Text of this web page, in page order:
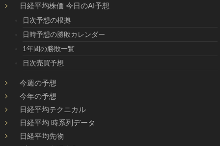
日経平均株価 今日のAI予想
日次予想の根拠
日時予想の勝敗カレンダー
1年間の勝敗一覧
日次売買予想
今週の予想
今年の予想
日経平均テクニカル
日経平均 時系列データ
日経平均先物